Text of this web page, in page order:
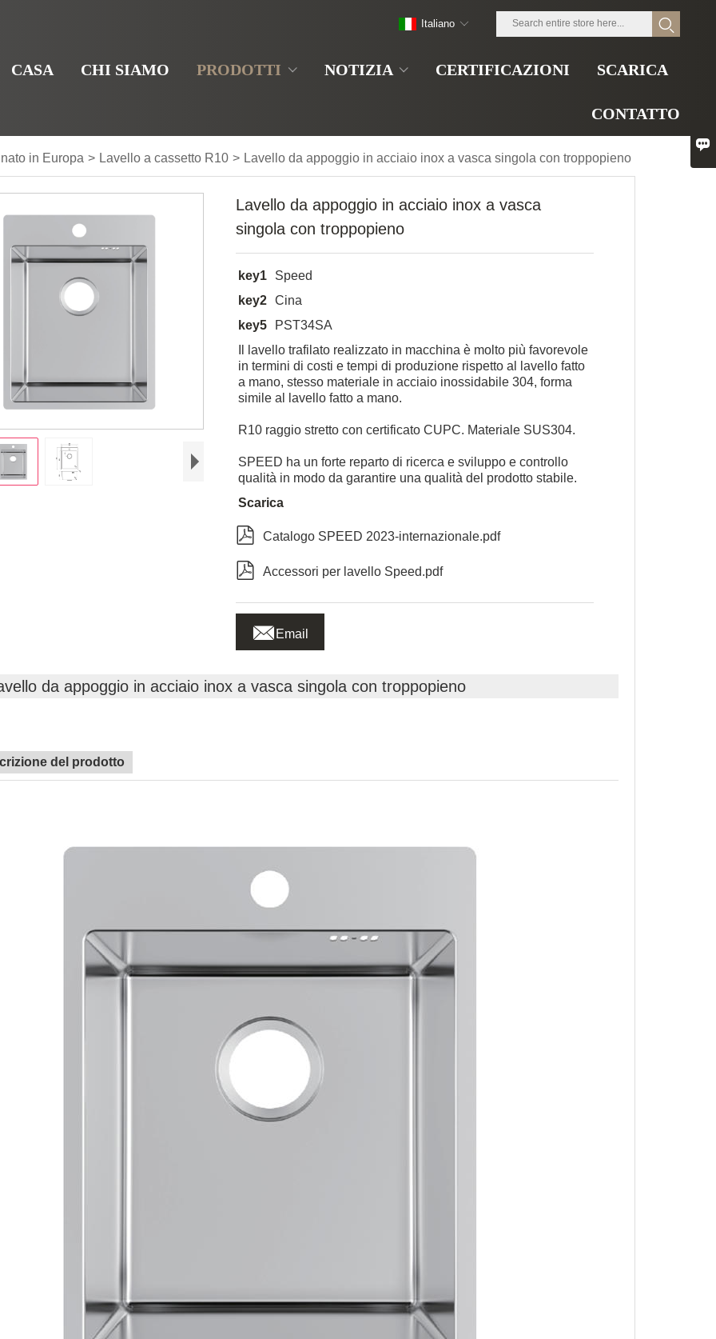
CASA CHI SIAMO PRODOTTI NOTIZIA CERTIFICAZIONI SCARICA
CONTATTO
Italiano
in Europa > Lavello a cassetto R10 > Lavello da appoggio in acciaio inox a vasca singola con troppopieno
Lavello da appoggio in acciaio inox a vasca
singola con troppopieno
key1
Speed
key2
Cina
key5
PST34SA
Il lavello trafilato realizzato in macchina è molto più favorevole
in termini di costi e tempi di produzione rispetto al lavello fatto
a mano, stesso materiale in acciaio inossidabile 304, forma
simile al lavello fatto a mano.
R10 raggio stretto con certificato CUPC. Materiale SUS304.
SPEED ha un forte reparto di ricerca e sviluppo e controllo
qualità in modo da garantire una qualità del prodotto stabile.
Scarica
 Catalogo SPEED 2023-internazionale.pdf
 Accessori per lavello Speed.pdf
 Email
da appoggio in acciaio inox a vasca singola con troppopieno
del prodotto
